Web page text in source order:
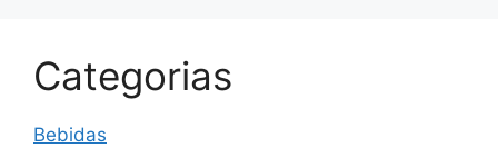
Categorias
Bebidas